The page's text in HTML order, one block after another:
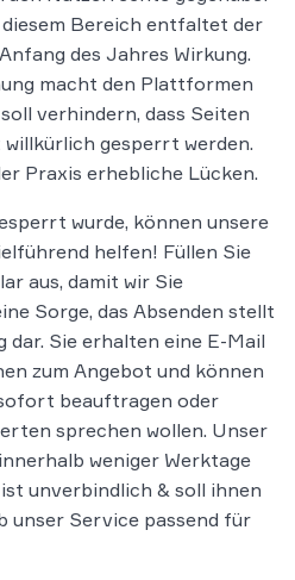
Bereich entfaltet der
des Jahres Wirkung.
macht den Plattformen
verhindern, dass Seiten
gesperrt werden.
Praxis erhebliche Lücken.
wurde, können unsere
helfen! Füllen Sie
aus, damit wir Sie
Sorge, das Absenden stellt
Sie erhalten eine E-Mail
zum Angebot und können
beauftragen oder
sprechen wollen. Unser
weniger Werktage
unverbindlich & soll ihnen
unser Service passend für